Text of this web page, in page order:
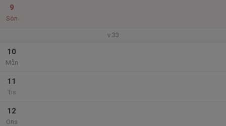
9
Sön
v.33
10
Mån
11
Tis
12
Ons